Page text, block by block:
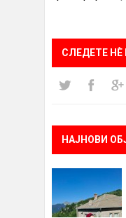
СЛЕДЕТЕ
НАЈНОВИ